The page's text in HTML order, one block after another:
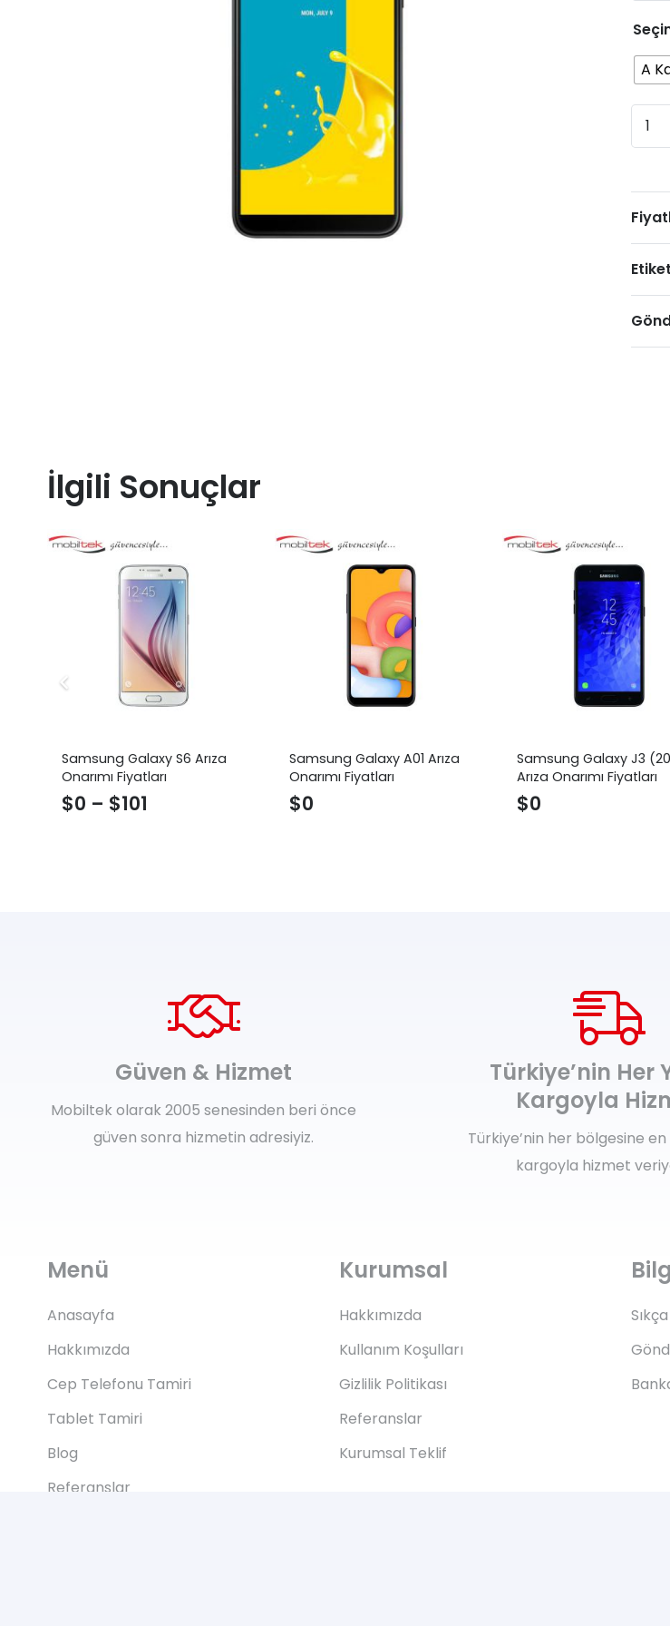
A
Arıza
adet
İlgili Sonuçlar
Samsung Galaxy S6 Arıza
Onarımı Fiyatları
$0 – $101
Samsung Galaxy A01 Arıza
Onarımı Fiyatları
$0
Samsung Galaxy J3
Arıza Onarımı Fiyatları
$0
Güven & Hizmet
Mobiltek olarak 2005 senesinden beri önce
güven sonra hizmetin adresiyiz.
Türkiye’nin Her
Kargoyla
Türkiye’nin her bölgesine en
kargoyla hizmet
Menü
Anasayfa
Hakkımızda
Cep Telefonu Tamiri
Tablet Tamiri
Blog
Referanslar
Kurumsal
Hakkımızda
Kullanım Koşulları
Gizlilik Politikası
Referanslar
Kurumsal Teklif